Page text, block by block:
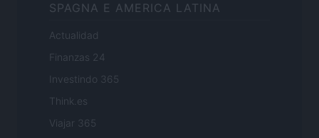
SPAGNA E AMERICA LATINA
Actualidad
Finanzas 24
Investindo 365
Think.es
Viajar 365